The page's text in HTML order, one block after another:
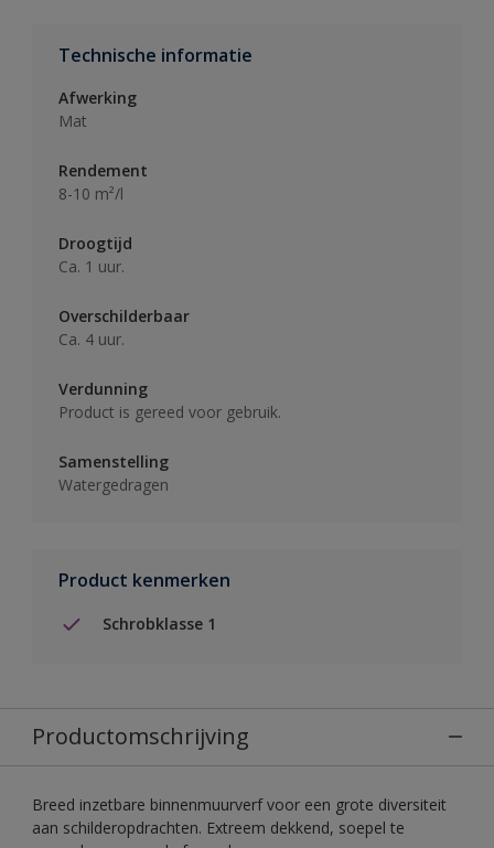
Technische informatie
Afwerking
Mat
Rendement
8-10 m²/l
Droogtijd
Ca. 1 uur.
Overschilderbaar
Ca. 4 uur.
Verdunning
Product is gereed voor gebruik.
Samenstelling
Watergedragen
Product kenmerken
Schrobklasse 1
Productomschrijving
Breed inzetbare binnenmuurverf voor een grote diversiteit
aan schilderopdrachten. Extreem dekkend, soepel te